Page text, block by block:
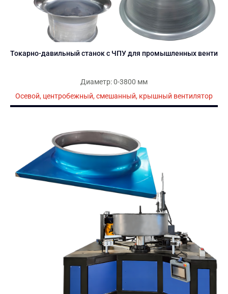
Токарно-давильный станок с ЧПУ для промышленных
Диаметр: 0-3800 мм
Осевой, центробежный, смешанный, крышный вентилятор